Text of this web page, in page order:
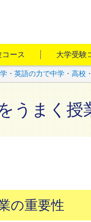
ース 大学受験
・英語の力で中学・高校
うまく授
の重要性